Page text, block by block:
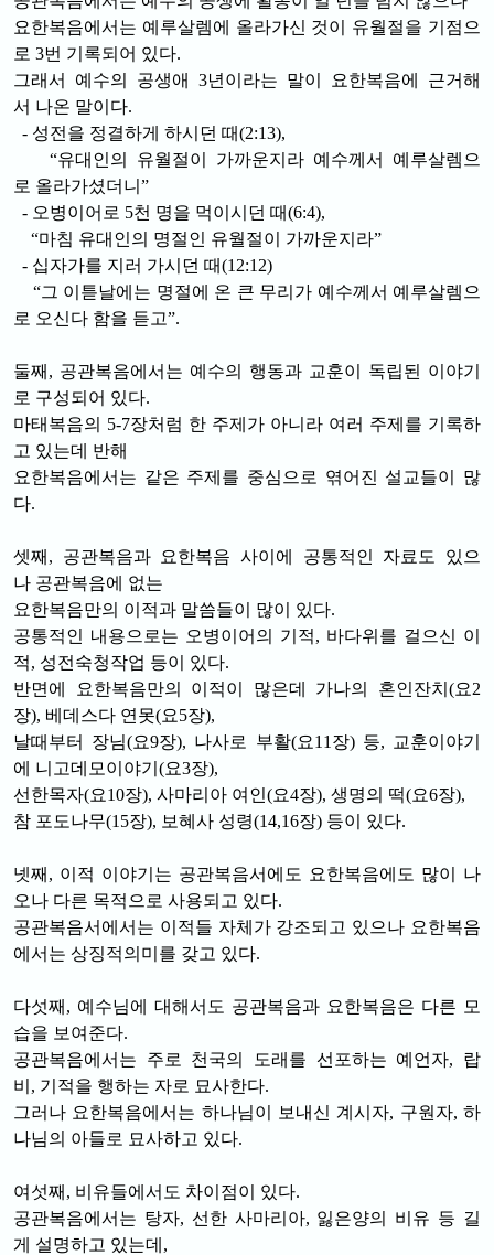
요한복음에서는 예루살렘에 올라가신 것이 유월절을 기점으
로 3번 기록되어 있다.
그래서 예수의 공생애 3년이라는 말이 요한복음에 근거해
서 나온 말이다.
- 성전을 정결하게 하시던 때(2:13),
“유대인의 유월절이 가까운지라 예수께서 예루살렘으
로 올라가셨더니”
- 오병이어로 5천 명을 먹이시던 때(6:4),
“마침 유대인의 명절인 유월절이 가까운지라”
- 십자가를 지러 가시던 때(12:12)
“그 이튿날에는 명절에 온 큰 무리가 예수께서 예루살렘으
로 오신다 함을 듣고”.
둘째, 공관복음에서는 예수의 행동과 교훈이 독립된 이야기
로 구성되어 있다.
마태복음의 5-7장처럼 한 주제가 아니라 여러 주제를 기록하
고 있는데 반해
요한복음에서는 같은 주제를 중심으로 엮어진 설교들이 많
다.
셋째, 공관복음과 요한복음 사이에 공통적인 자료도 있으
나 공관복음에 없는
요한복음만의 이적과 말씀들이 많이 있다.
공통적인 내용으로는 오병이어의 기적, 바다위를 걸으신 이
적, 성전숙청작업 등이 있다.
반면에 요한복음만의 이적이 많은데 가나의 혼인잔치(요2
장), 베데스다 연못(요5장),
날때부터 장님(요9장), 나사로 부활(요11장) 등, 교훈이야기
에 니고데모이야기(요3장),
선한목자(요10장), 사마리아 여인(요4장), 생명의 떡(요6장),
참 포도나무(15장), 보혜사 성령(14,16장) 등이 있다.
넷째, 이적 이야기는 공관복음서에도 요한복음에도 많이 나
오나 다른 목적으로 사용되고 있다.
공관복음서에서는 이적들 자체가 강조되고 있으나 요한복음
에서는 상징적의미를 갖고 있다.
다섯째, 예수님에 대해서도 공관복음과 요한복음은 다른 모
습을 보여준다.
공관복음에서는 주로 천국의 도래를 선포하는 예언자, 랍
비, 기적을 행하는 자로 묘사한다.
그러나 요한복음에서는 하나님이 보내신 계시자, 구원자, 하
나님의 아들로 묘사하고 있다.
여섯째, 비유들에서도 차이점이 있다.
공관복음에서는 탕자, 선한 사마리아, 잃은양의 비유 등 길
게 설명하고 있는데,